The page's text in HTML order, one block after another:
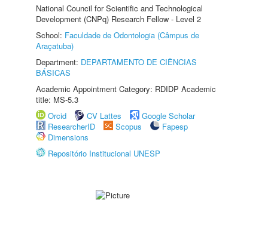
National Council for Scientific and Technological
Development (CNPq) Research Fellow - Level 2
School: Faculdade de Odontologia (Câmpus de
Araçatuba)
Department: DEPARTAMENTO DE CIÊNCIAS
BÁSICAS
Academic Appointment Category: RDIDP Academic
title: MS-5.3
Orcid
CV Lattes
Google Scholar
ResearcherID
Scopus
Fapesp
Dimensions
Repositório Institucional UNESP